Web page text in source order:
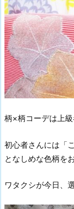
柄×柄コーデは上級
初心者さんには「
となしめな色柄を
ワタクシが今日